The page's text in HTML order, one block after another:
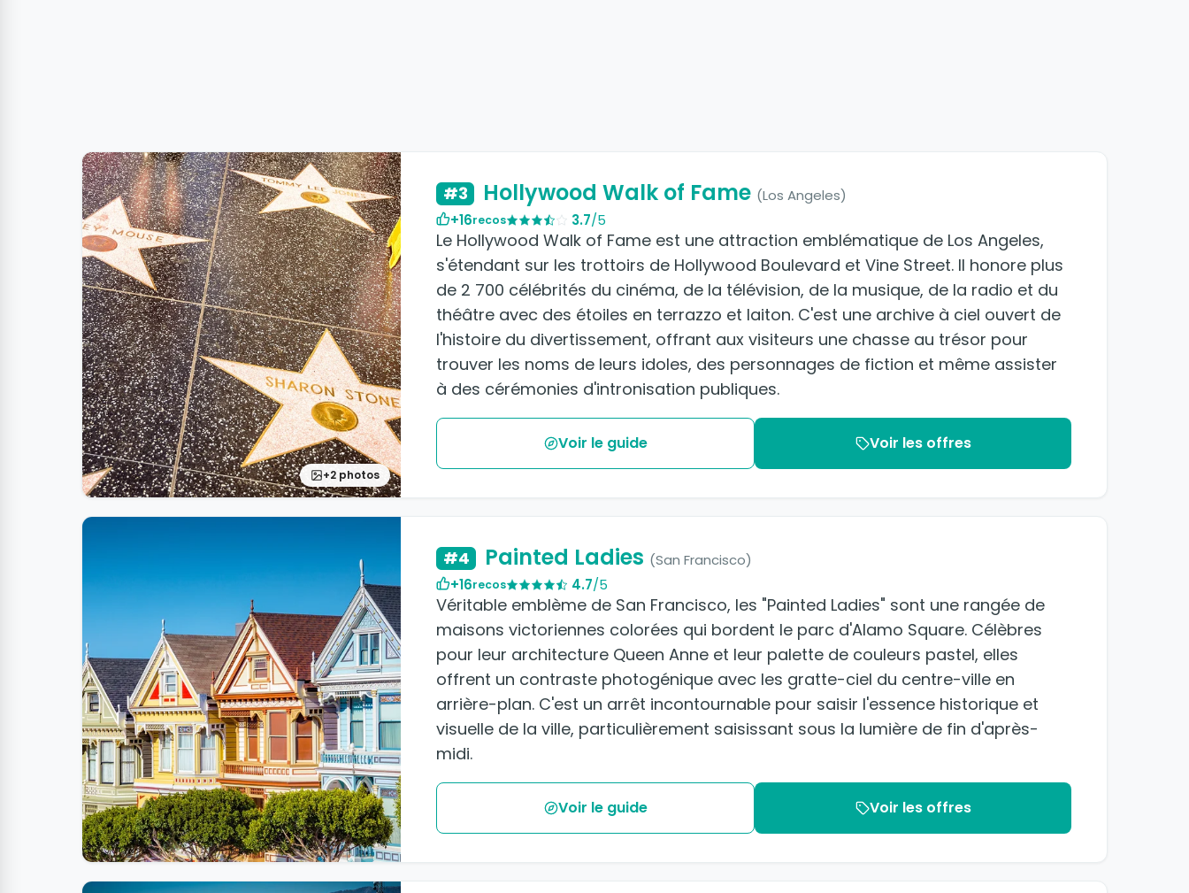
+2 photos
#3 Hollywood Walk of Fame (Los Angeles)
+16recos 3.7/5
Le Hollywood Walk of Fame est une attraction emblématique de Los Angeles,
s'étendant sur les trottoirs de Hollywood Boulevard et Vine Street. Il honore plus
de 2 700 célébrités du cinéma, de la télévision, de la musique, de la radio et du
théâtre avec des étoiles en terrazzo et laiton. C'est une archive à ciel ouvert de
l'histoire du divertissement, offrant aux visiteurs une chasse au trésor pour
trouver les noms de leurs idoles, des personnages de fiction et même assister
à des cérémonies d'intronisation publiques.
Voir le guide Voir les offres
#4 Painted Ladies (San Francisco)
+16recos 4.7/5
Véritable emblème de San Francisco, les "Painted Ladies" sont une rangée de
maisons victoriennes colorées qui bordent le parc d'Alamo Square. Célèbres
pour leur architecture Queen Anne et leur palette de couleurs pastel, elles
offrent un contraste photogénique avec les gratte-ciel du centre-ville en
arrière-plan. C'est un arrêt incontournable pour saisir l'essence historique et
visuelle de la ville, particulièrement saisissant sous la lumière de fin d'après-
midi.
Voir le guide Voir les offres